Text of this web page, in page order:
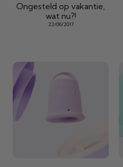
Ongesteld op vakantie,
wat nu?!
22/06/2017